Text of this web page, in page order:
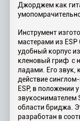
Джорджем как
Инструмент
мастерами из ESP
удобный корпус
кленовый гриф с
ладами. Его звук,
действие
ESP, в положении
звукоснимателем
области бриджа.
разработан в